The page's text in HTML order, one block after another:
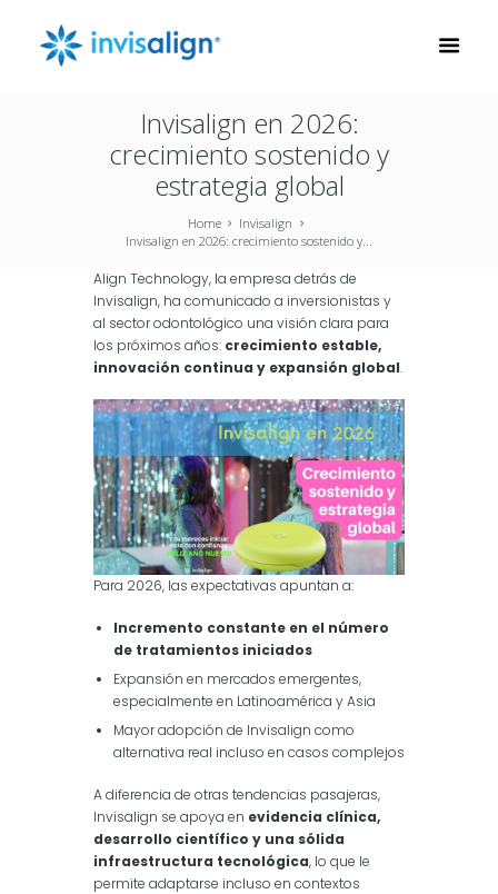
Invisalign en 2026:
crecimiento sostenido y
estrategia global
Home
Invisalign
Invisalign en 2026: crecimiento sostenido y...
Align Technology, la empresa detrás de
Invisalign, ha comunicado a inversionistas y
al sector odontológico una visión clara para
los próximos años: crecimiento estable,
innovación continua y expansión global.
Para 2026, las expectativas apuntan a:
Incremento constante en el número
de tratamientos iniciados
Expansión en mercados emergentes,
especialmente en Latinoamérica y Asia
Mayor adopción de Invisalign como
alternativa real incluso en casos complejos
A diferencia de otras tendencias pasajeras,
Invisalign se apoya en evidencia clínica,
desarrollo científico y una sólida
infraestructura tecnológica, lo que le
permite adaptarse incluso en contextos